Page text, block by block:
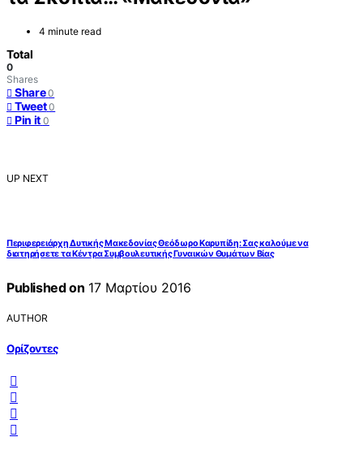
4 minute read
Total
0
Shares
Share 0
Tweet 0
Pin it 0
UP NEXT
Περιφερειάρχη Δυτικής Μακεδονίας Θεόδωρο Καρυπίδη: Σας καλούμε να
διατηρήσετε τα Κέντρα Συμβουλευτικής Γυναικών Θυμάτων Βίας
Published on 17 Μαρτίου 2016
AUTHOR
Ορίζοντες